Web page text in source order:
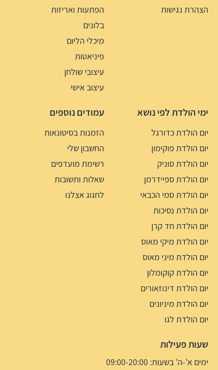
הצהרת נגישות
הפתעות ואריזות
בלונים
מיכלי הליום
פיניאטות
עיצובי שולחן
עיצוב אישי
ימי הולדת לפי נושא
יום הולדת כדורגל
יום הולדת פוקימון
יום הולדת סוניק
יום הולדת ספיידרמן
יום הולדת סמי הכבאי
יום הולדת נסיכות
יום הולדת חד קרן
יום הולדת מיקי מאוס
יום הולדת מיני מאוס
יום הולדת קוקומלון
יום הולדת דינוזאורים
יום הולדת מיניונים
יום הולדת לגו
עמודים נוספים
הזמנות בסיטונאות
החשבון שלי
רשימת מועדפים
שאלות ותשובות
לחגוג אצלנו
שעות פעילות
ימים א’-ה’ בשעות: 09:00-20:00